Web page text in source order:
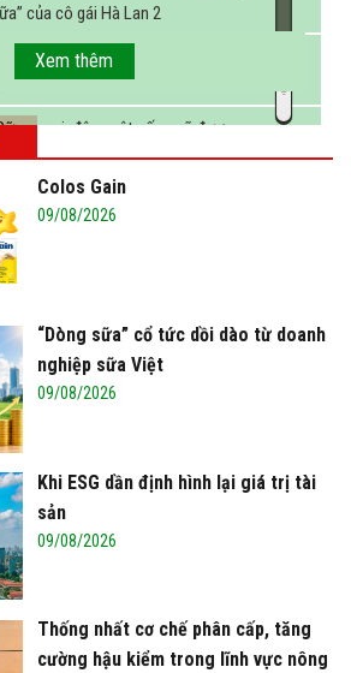
của cô gái Hà Lan 2
sữa hướng tới mục tiêu 3,4 tỷ lít
2025
ngoại, động vật sống sẽ được
khẩu
Xem thêm
Colos Gain
09/08/2026
“Dòng sữa” cổ tức dồi dào từ doanh
nghiệp sữa Việt
09/08/2026
Khi ESG dần định hình lại giá trị tài
sản
09/08/2026
Thống nhất cơ chế phân cấp, tăng
cường hậu kiểm trong lĩnh vực nông